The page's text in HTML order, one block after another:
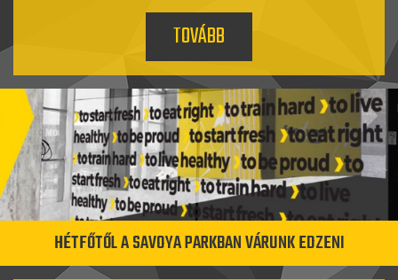
TOVÁBB
HÉTFŐTŐL A SAVOYA PARKBAN VÁRUNK EDZENI